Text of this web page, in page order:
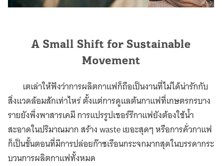
A Small Shift for Sustainable
Movement
เตเล่าให้ฟังว่าการผลิตกาแฟก็ถือเป็นงานที่ไม่ได้น่ารักกับ
สิ่งแวดล้อมสักเท่าไหร่ ตั้งแต่การดูแลต้นกาแฟที่เกษตรกรบาง
รายยังพึ่งพาสารเคมี การแปรรูปเชอร์รีกาแฟยังต้องใช้น้ำ
สะอาดในปริมาณมาก สร้าง waste เยอะสุดๆ หรือการคั่วกาแฟ
ก็เป็นขั้นตอนที่มีการปล่อยก๊าซเรือนกระจกมากสุดในบรรดากระ
บวนการผลิตกาแฟทั้งหมด